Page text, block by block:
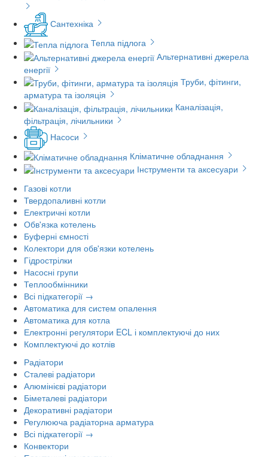
Сантехніка
Тепла підлога
Альтернативні джерела
енергії
Труби, фітинги,
арматура та ізоляція
Каналізація,
фільтрація, лічильники
Насоси
Кліматичне обладнання
Інструменти та аксесуари
Газові котли
Твердопаливні котли
Електричні котли
Обв'язка котелень
Буферні ємності
Колектори для обв'язки котелень
Гідрострілки
Насосні групи
Теплообмінники
Всі підкатегорії →
Автоматика для систем опалення
Автоматика для котла
Електронні регулятори ECL і комплектуючі до них
Комплектуючі до котлів
Радіатори
Сталеві радіатори
Алюмінієві радіатори
Біметалеві радіатори
Декоративні радіатори
Регулююча радіаторна арматура
Всі підкатегорії →
Конвектори